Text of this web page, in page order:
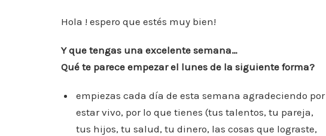
c
e
b
o
k
tt
er
ai
l
at
s
A
p
er
e
st
k
e
dI
m ar
r
Hola ! espero que estés muy bien!
Y que tengas una excelente semana…
Qué te parece empezar el lunes de la siguiente forma?
empiezas cada día de esta semana agradeciendo por
estar vivo, por lo que tienes (tus talentos, tu pareja,
tus hijos, tu salud, tu dinero, las cosas que lograste,